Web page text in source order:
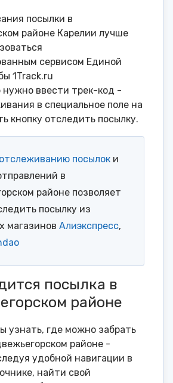
посылки в
районе Карелии лучше
сервисом Единой
1Track.ru
нужно ввести трек-код -
в специальное поле на
кнопку отследить посылку.
отслеживанию посылок и
в
районе позволяет
посылку из
магазинов Алиэкспресс,
посылка в
районе
узнать, где можно забрать
районе -
удобной навигации в
найти свой